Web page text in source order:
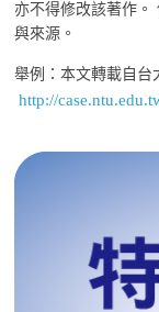
亦不得修改該著作。
與來源。
舉例：本文轉載自台
http://